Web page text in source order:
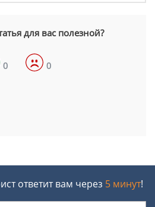
для вас полезной?
0 0
ответит вам через 5 минут!